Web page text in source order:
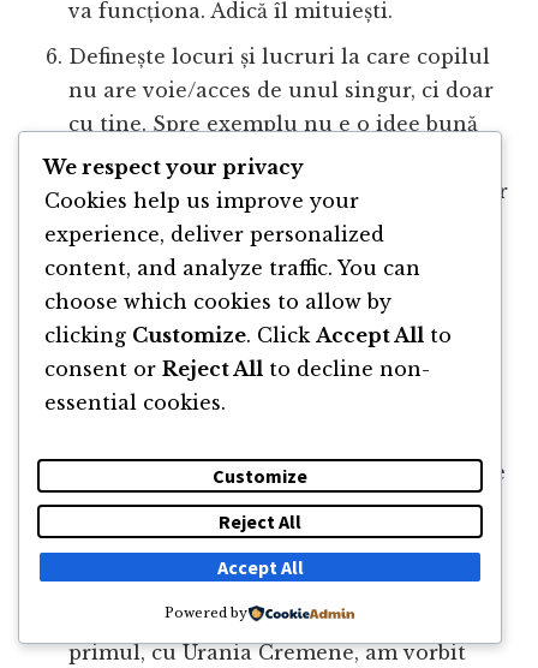
va funcționa. Adică îl mituiești.
Definește locuri și lucruri la care copilul
nu are voie/acces de unul singur, ci doar
cu tine. Spre exemplu nu e o idee bună
să-l lași pe copil să se joace în voie cu
cheile de la mașină. Oricât de distractiv ar
fi căutarea lor ulterioară când el nu își
mai amintește unde le-a pus (în cazul
meu ajunseseră după un dulap), astfel de
situații sunt contraproductive. Câteva
reguli și restricții ajută să îți păstrezi
lucrurile foarte necesare acolo unde le
Cere fraților mai mari ca uneori să poarte
de grijă de fratele / sora mai mică. De
asemenea, pe măsură ce cresc, ei pot să
preia și sarcini ușoare din casă.
Și 2 podcasturi bune dacă ai copii – în
primul, cu Urania Cremene, am vorbit
We respect your privacy
Cookies help us improve your
experience, deliver personalized
content, and analyze traffic. You can
choose which cookies to allow by
clicking Customize. Click Accept All to
consent or Reject All to decline non-
essential cookies.
Customize
Reject All
Accept All
Powered by